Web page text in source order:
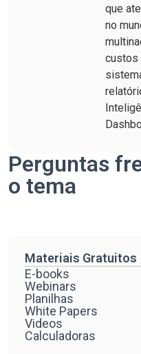
que
no
custos
Perguntas
o tema
Materiais Gratuitos
E-books
Webinars
Planilhas
White Papers
Videos
Calculadoras